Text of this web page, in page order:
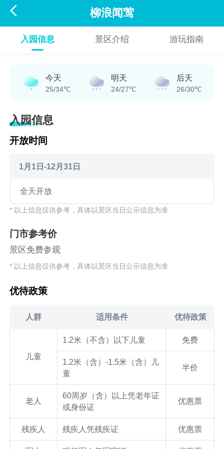
 柳浪闻莺
入园信息 景区介绍 游玩指南
今天
25/34℃
明天
24/27℃
后天
26/30℃
入园信息
开放时间
1月1日-12月31日
全天开放
* 以上信息仅供参考，具体以景区当日公示信息为准
门市参考价
景区免费参观
* 以上信息仅供参考，具体以景区当日公示信息为准
优待政策
人群 适用条件 优待政策
儿童
1.2米（不含）以下儿童 免费
1.2米（含）-1.5米（含）儿
童
半价
老人
60周岁（含）以上凭老年证
或身份证
优惠票
残疾人 残疾人凭残疾证 优惠票